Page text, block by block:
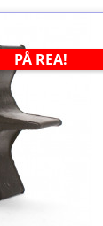
PÅ REA!